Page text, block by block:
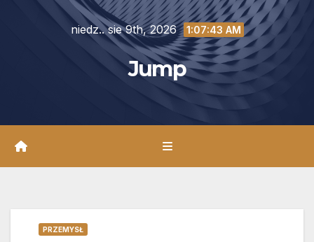
niedz.. sie 9th, 2026 1:07:45 AM
Jump
PRZEMYSŁ